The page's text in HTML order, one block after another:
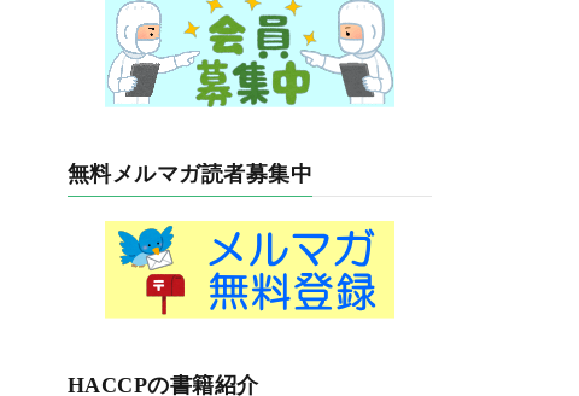
無料メルマガ読者募集中
HACCPの書籍紹介